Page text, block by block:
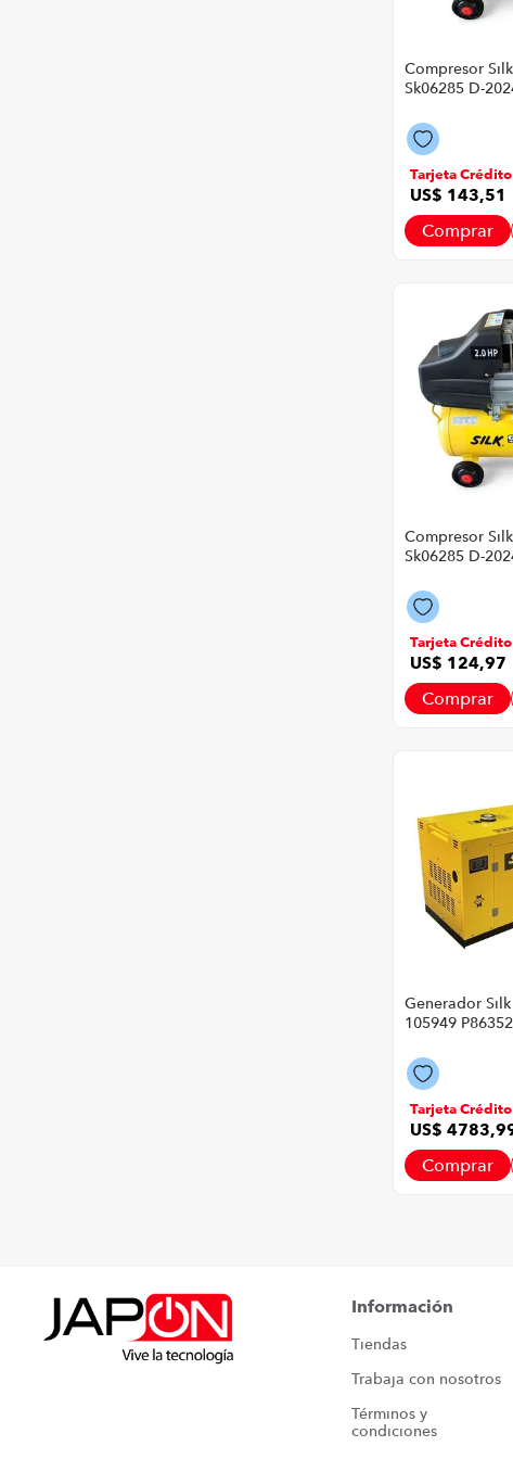
Compresor Silk
Sk06285 D-
Color Amarillo
Negro
Tarjeta Crédito
US$ 143,51
Comprar
Compresor Silk
Sk06285 D-
Color Amarillo
Negro
Tarjeta Crédito
US$ 124,97
Comprar
Generador Silk
105949
Amarillo Con
Tarjeta Crédito
US$ 4783,
Comprar
Información
Tiendas
Trabaja con nosotros
Términos y
condiciones